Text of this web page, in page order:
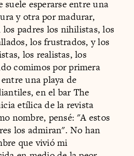
suele esperarse entre una
y otra por madurar,
padres los nihilistas, los
los frustrados, y los
los realistas, los
comimos por primera
una playa de
en el bar The
etílica de la revista
nombre, pensé: "A estos
los admiran". No han
que vivió mi